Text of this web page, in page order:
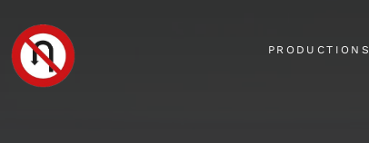
PRODUCTIONS